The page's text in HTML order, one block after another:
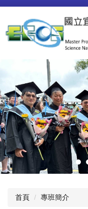
跳
主
要
首頁 專班簡介